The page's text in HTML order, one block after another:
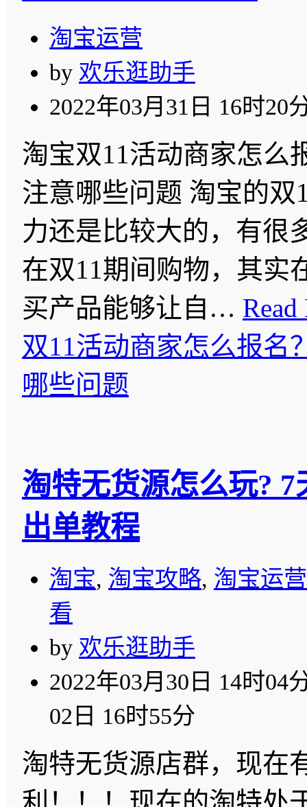
淘宝运营
by 欢乐逛助手
2022年03月31日 16时20
淘宝双11活动商家怎么
注意哪些问题 淘宝的双
力还是比较大的，有很
在双11期间购物，其实
买产品能够让自…
双11活动商家怎么报名
哪些问题
淘特无货源怎么玩? 7
出单教程
淘宝, 淘宝攻略, 淘宝运营
看
by 欢乐逛助手
2022年03月30日 14时04
02日 16时55分
淘特无货源店群，现在